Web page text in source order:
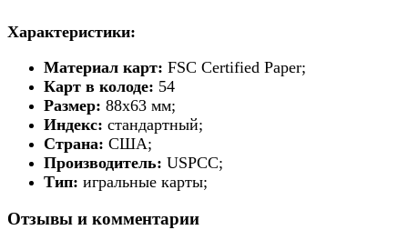
Характеристики:
Материал карт: FSC Certified Paper;
Карт в колоде: 54
Размер: 88х63 мм;
Индекс: стандартный;
Страна: США;
Производитель: USPCC;
Тип: игральные карты;
Отзывы и комментарии